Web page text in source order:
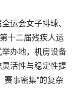
运会女子排球、
十二届残疾人运
办地，机房设备
活性与稳定性提
赛事密集”的复杂